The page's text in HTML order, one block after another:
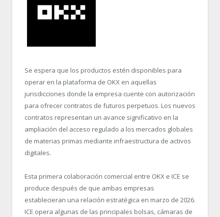
Se espera que los productos estén disponibles para
operar en la plataforma de OKX en aquellas
jurisdicciones donde la empresa cuente con autorización
para ofrecer contratos de futuros perpetuos. Los nuevos
contratos representan un avance significativo en la
ampliación del acceso regulado a los mercados globales
de materias primas mediante infraestructura de activos
digitales.
Esta primera colaboración comercial entre OKX e ICE se
produce después de que ambas empresas
establecieran una relación estratégica en marzo de 2026.
ICE opera algunas de las principales bolsas, cámaras de